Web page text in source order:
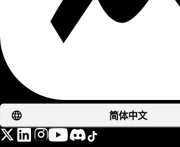
简体中文